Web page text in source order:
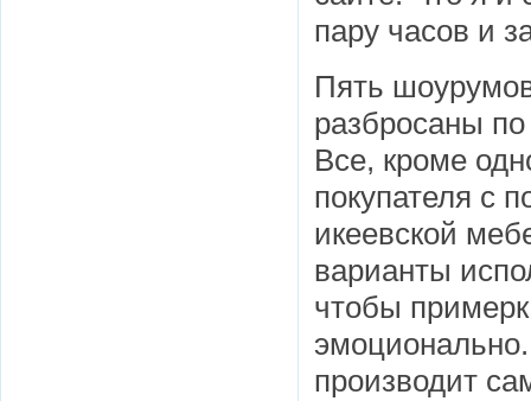
пару часов и
Пять
разбросаны
Все, кроме
покупателя с
икеевской
варианты
чтобы
производит